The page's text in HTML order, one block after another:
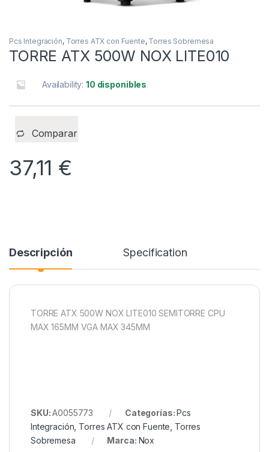
Pcs Integración, Torres ATX con Fuente, Torres Sobremesa
TORRE ATX 500W NOX LITE010
Availability:10 disponibles
Comparar
37,11 €
Descripción Specification
TORRE ATX 500W NOX LITE010 SEMITORRE CPU
MAX 165MM VGA MAX 345MM
SKU:A0055773 Categorías:Pcs
Integración Torres ATX con Fuente Torres
Sobremesa
Marca: Nox